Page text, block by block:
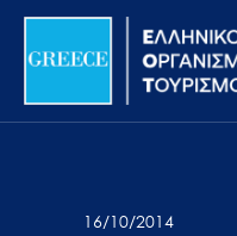
Σημείωση:
ιστότοπος
προσβασιμότητας.
Μετάβαση
περιεχόμενο
16/10/2014